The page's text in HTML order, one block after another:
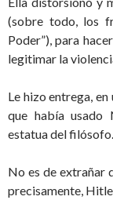
(sobre todo, los
Poder”), para
legitimar la
Le hizo entrega,
que había usado
estatua del filósofo.
No es de extrañar
precisamente,